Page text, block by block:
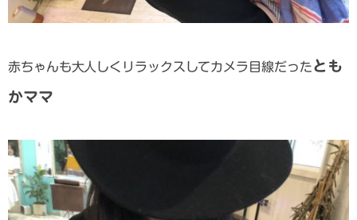
赤ちゃんも大人しくリラックスしてカメラ目線だったとも
かママ